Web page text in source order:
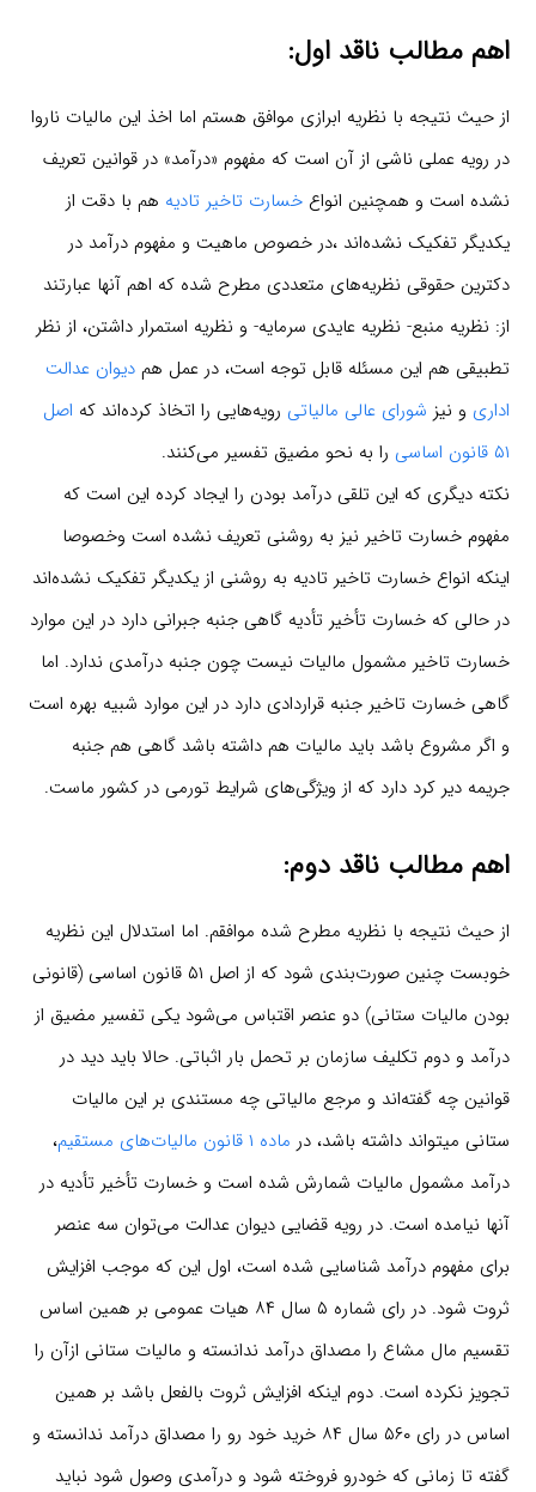
اهم مطالب ناقد اول:
از حیث نتیجه با نظریه ابرازی موافق هستم اما اخذ این مالیات ناروا
در رویه عملی ناشی از آن است که مفهوم «درآمد» در قوانین تعریف
نشده است و همچنین انواع خسارت تاخیر تادیه هم با دقت از
یکدیگر تفکیک نشده‌اند ،در خصوص ماهیت و مفهوم درآمد در
دکترین حقوقی نظریه‌های متعددی مطرح شده که اهم آنها عبارتند
از: نظریه منبع- نظریه عایدی سرمایه- و نظریه استمرار داشتن، از نظر
تطبیقی هم این مسئله قابل توجه است، در عمل هم دیوان عدالت
اداری و نیز شورای عالی مالیاتی رویه‌هایی را اتخاذ کرده‌اند که اصل
۵۱ قانون اساسی
را به نحو مضیق تفسیر می‌کنند.
نکته دیگری که این تلقی درآمد بودن را ایجاد کرده این است که
مفهوم خسارت تاخیر نیز به روشنی تعریف نشده‌ است وخصوصا
اینکه انواع خسارت تاخیر تادیه به روشنی از یکدیگر تفکیک نشده‌اند
در حالی که خسارت تأخیر تأدیه گاهی جنبه جبرانی دارد در این موارد
خسارت تاخیر مشمول مالیات نیست چون جنبه درآمدی ندارد. اما
گاهی خسارت تاخیر جنبه قراردادی دارد در این موارد شبیه بهره است
و اگر مشروع باشد باید مالیات هم داشته باشد گاهی هم جنبه
جریمه دیر کرد دارد که از ویژگی‌های شرایط تورمی در کشور ماست.
اهم مطالب ناقد دوم:
از حیث نتیجه با نظریه مطرح شده موافقم. اما استدلال این نظریه
خوبست چنین صورت‌بندی شود که از اصل ۵۱ قانون اساسی (قانونی
بودن مالیات ستانی) دو عنصر اقتباس می‌شود یکی تفسیر مضیق از
درآمد و دوم تکلیف سازمان بر تحمل بار اثباتی. حالا باید دید در
قوانین چه گفته‌اند و مرجع مالیاتی چه مستندی بر این مالیات
ستانی میتواند داشته باشد، در ماده ۱ قانون مالیات‌های مستقیم
،
درآمد مشمول مالیات شمارش شده است و خسارت تأخیر تأدیه در
آنها نیامده است. در رویه قضایی دیوان عدالت می‌توان سه عنصر
برای مفهوم درآمد شناسایی شده است، اول این که موجب افزایش
ثروت شود. در رای شماره ۵ سال ۸۴ هیات عمومی بر همین اساس
تقسیم مال مشاع را مصداق درآمد ندانسته و مالیات ستانی ازآن را
تجویز نکرده است. دوم اینکه افزایش ثروت بالفعل باشد بر همین
اساس در رای ۵۶۰ سال ۸۴ خرید خود رو را مصداق درآمد ندانسته و
گفته تا زمانی که خودرو فروخته شود و درآمدی وصول شود نباید